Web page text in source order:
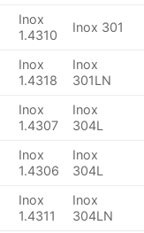
Inox
1.4310
Inox 301
Inox
1.4318
Inox
301LN
Inox
1.4307
Inox
304L
Inox
1.4306
Inox
304L
Inox
1.4311
Inox
304LN